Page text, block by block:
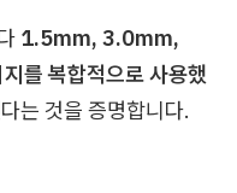
1.5mm, 3.0mm,
를 복합적으로 사용했
는 것을 증명합니다.